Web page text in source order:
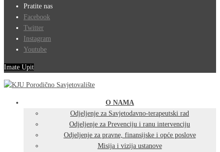
Pratite nas
Facebook
Twitter
Instagram
Youtube
Imate Upit
O NAMA
Odjeljenje za Savjetodavno-terapeutski rad
Odjeljenje za Prevenciju i ranu intervenciju
Odjeljenje za pravne, finansijske i opće poslove
Misija i vizija ustanove